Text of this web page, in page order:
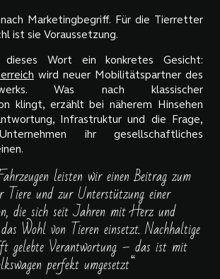
Marketingbegriff. Für die Tierretter
ist sie Voraussetzung.
dieses Wort ein konkretes Gesicht:
wird neuer Mobilitätspartner des
Was nach klassischer
klingt, erzählt bei näherem Hinsehen
Infrastruktur und die Frage,
ihr gesellschaftliches
leisten wir einen Beitrag zum
Tiere und zur Unterstützung einer
die sich seit Jahren mit Herz und
Wohl von Tieren einsetzt. Nachhaltige
Verantwortung – das ist mit
perfekt umgesetzt“